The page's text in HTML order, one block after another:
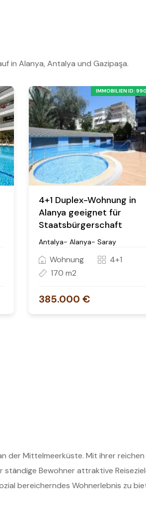
in Alanya, Antalya und Gazipaşa.
IMMOBILIEN ID: 990
4+1 Duplex-Wohnung in
Alanya geeignet für
Staatsbürgerschaft
Antalya- Alanya- Saray
Wohnung
4+1
170 m2
385.000 €
der Mittelmeerküste. Mit ihrer
Bewohner attraktive
bereicherndes Wohnerlebnis zu